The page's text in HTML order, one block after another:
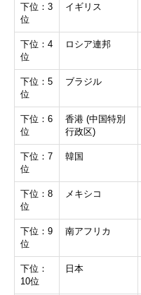
下位：3
位
イギリス
下位：4
位
ロシア連邦
下位：5
位
ブラジル
下位：6
位
香港 (中国特別
行政区)
下位：7
位
韓国
下位：8
位
メキシコ
下位：9
位
南アフリカ
下位：
10位
日本